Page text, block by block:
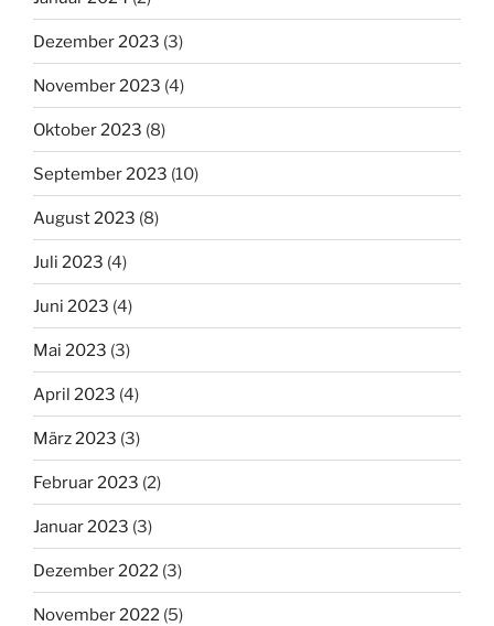
Dezember 2023 (3)
November 2023 (4)
Oktober 2023 (8)
September 2023 (10)
August 2023 (8)
Juli 2023 (4)
Juni 2023 (4)
Mai 2023 (3)
April 2023 (4)
März 2023 (3)
Februar 2023 (2)
Januar 2023 (3)
Dezember 2022 (3)
November 2022 (5)